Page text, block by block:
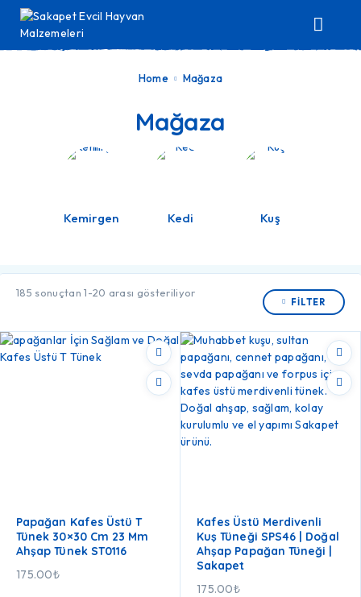
Home Mağaza
Mağaza
Kemirgen Kedi Kuş
Sakapet Ürün Mağazası
Sakapet’in el yapımı ahşap evcil hayvan ürünlerini bu sayfada
185 sonuçtan 1-20 arası gösteriliyor
FILTER
Papağan Kafes Üstü T
Tünek 30×30 Cm 23 Mm
Ahşap Tünek ST0116
175.00₺
Kafes Üstü Merdivenli
Kuş Tüneği SPS46 | Doğal
Ahşap Papağan Tüneği |
Sakapet
175.00₺